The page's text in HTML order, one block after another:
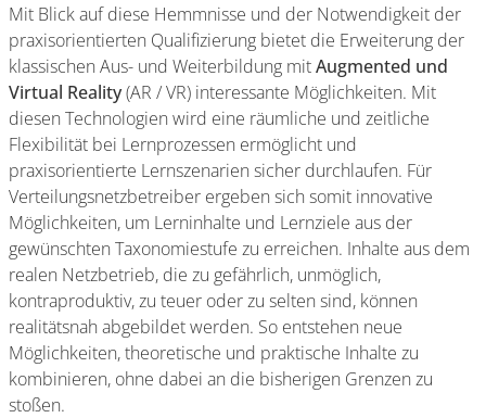
Mit Blick auf diese Hemmnisse und der Notwendigkeit der
praxisorientierten Qualifizierung bietet die Erweiterung der
klassischen Aus- und Weiterbildung mitAugmented und
Virtual Reality(AR / VR) interessante Möglichkeiten. Mit
diesen Technologien wird eine räumliche und zeitliche
Flexibilität bei Lernprozessen ermöglicht und
praxisorientierte Lernszenarien sicher durchlaufen. Für
Verteilungsnetzbetreiber ergeben sich somit innovative
Möglichkeiten, um Lerninhalte und Lernziele aus der
gewünschten Taxonomiestufe zu erreichen. Inhalte aus dem
realen Netzbetrieb, die zu gefährlich, unmöglich,
kontraproduktiv, zu teuer oder zu selten sind, können
realitätsnah abgebildet werden. So entstehen neue
Möglichkeiten, theoretische und praktische Inhalte zu
kombinieren, ohne dabei an die bisherigen Grenzen zu
stoßen.